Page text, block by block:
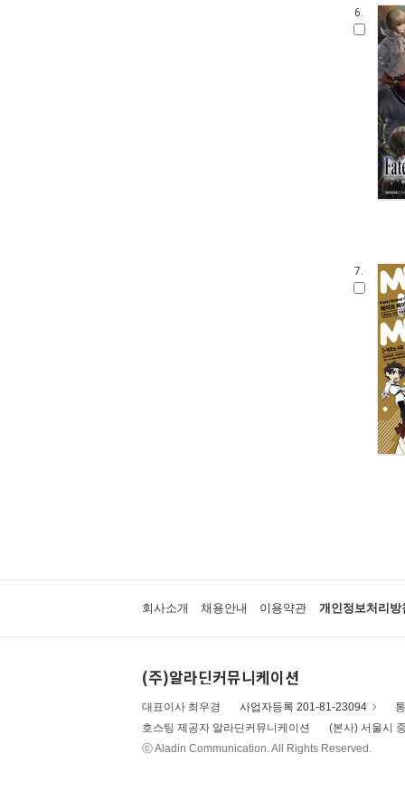
6.
7.
회사소개 채용안내 이용약관 개인정보처리방
(주)알라딘커뮤니케이션
대표이사 최우경 사업자등록 201-81-23094
호스팅 제공자 알라딘커뮤니케이션
(본사) 서울시
ⓒ Aladin Communication. All Rights Reserved.